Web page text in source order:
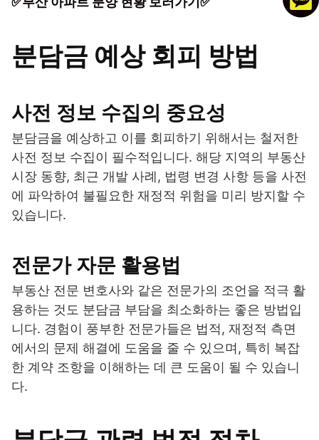
분담금 예상 회피 방법
사전 정보 수집의 중요성
분담금을 예상하고 이를 회피하기 위해서는 철저한
사전 정보 수집이 필수적입니다. 해당 지역의 부동산
시장 동향, 최근 개발 사례, 법령 변경 사항 등을 사전
에 파악하여 불필요한 재정적 위험을 미리 방지할 수
있습니다.
전문가 자문 활용법
부동산 전문 변호사와 같은 전문가의 조언을 적극 활
용하는 것도 분담금 부담을 최소화하는 좋은 방법입
니다. 경험이 풍부한 전문가들은 법적, 재정적 측면
에서의 문제 해결에 도움을 줄 수 있으며, 특히 복잡
한 계약 조항을 이해하는 데 큰 도움이 될 수 있습니
다.